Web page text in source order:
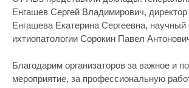
Енгашев Сергей Владимирович, директор
Енгашева Екатерина Сергеевна, научный
ихтиопатологии Сорокин Павел
Благодарим организаторов за важное и
мероприятие, за профессиональную